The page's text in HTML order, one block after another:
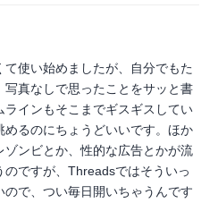
使い始めましたが、自分でもた
写真なしで思ったことをサッと書
ラインもそこまでギスギスしてい
めるのにちょうどいいです。ほか
ゾンビとか、性的な広告とかが流
のですが、Threadsではそういっ
ので、つい毎日開いちゃうんです